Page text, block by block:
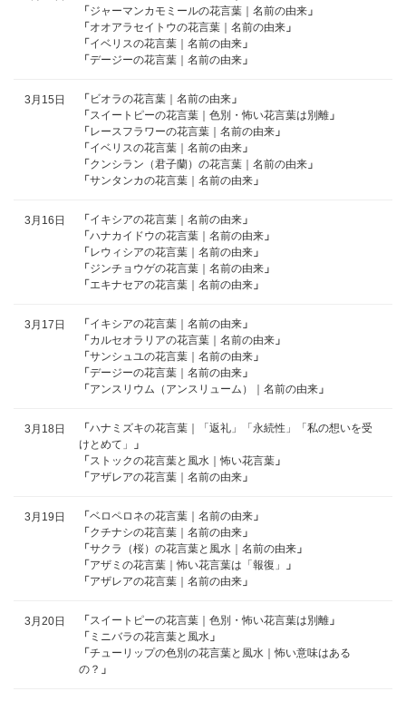
「 ジャーマンカモミールの花言葉｜名前の由来 」
「 オオアラセイトウの花言葉｜名前の由来 」
「 イベリスの花言葉｜名前の由来 」
「 デージーの花言葉｜名前の由来 」
3月15日 「 ビオラの花言葉｜名前の由来 」
「 スイートピーの花言葉｜色別・怖い花言葉は別離 」
「 レースフラワーの花言葉｜名前の由来 」
「 イベリスの花言葉｜名前の由来 」
「 クンシラン（君子蘭）の花言葉｜名前の由来 」
「 サンタンカの花言葉｜名前の由来 」
3月16日 「 イキシアの花言葉｜名前の由来 」
「 ハナカイドウの花言葉｜名前の由来 」
「 レウィシアの花言葉｜名前の由来 」
「 ジンチョウゲの花言葉｜名前の由来 」
「 エキナセアの花言葉｜名前の由来 」
3月17日 「 イキシアの花言葉｜名前の由来 」
「 カルセオラリアの花言葉｜名前の由来 」
「 サンシュユの花言葉｜名前の由来 」
「 デージーの花言葉｜名前の由来 」
「 アンスリウム（アンスリューム）｜名前の由来 」
3月18日 「 ハナミズキの花言葉｜「返礼」「永続性」「私の想いを受
けとめて」
」
「 ストックの花言葉と風水｜怖い花言葉 」
「 アザレアの花言葉｜名前の由来 」
3月19日 「 ベロペロネの花言葉｜名前の由来 」
「 クチナシの花言葉｜名前の由来 」
「 サクラ（桜）の花言葉と風水｜名前の由来 」
「 アザミの花言葉｜怖い花言葉は「報復」
」
「 アザレアの花言葉｜名前の由来 」
3月20日 「 スイートピーの花言葉｜色別・怖い花言葉は別離 」
「 ミニバラの花言葉と風水 」
「 チューリップの色別の花言葉と風水｜怖い意味はある
の？ 」